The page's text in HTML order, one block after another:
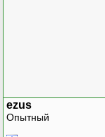
ezus
Опытный